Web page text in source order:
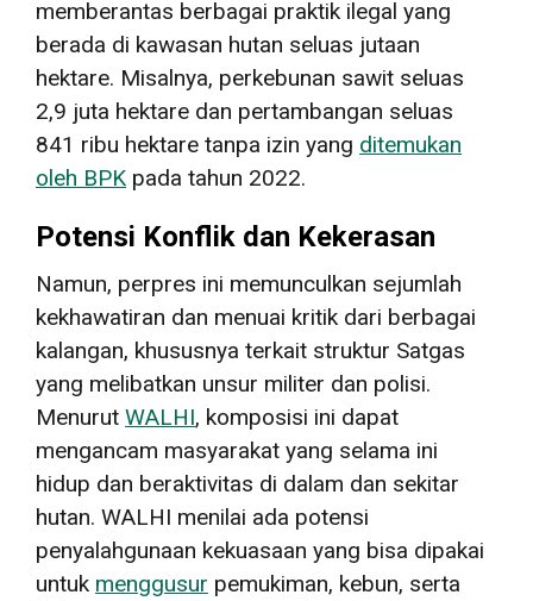
memberantas berbagai praktik ilegal yang
berada di kawasan hutan seluas jutaan
hektare. Misalnya, perkebunan sawit seluas
2,9 juta hektare dan pertambangan seluas
841 ribu hektare tanpa izin yang ditemukan
oleh BPK pada tahun 2022.
Potensi Konflik dan Kekerasan
Namun, perpres ini memunculkan sejumlah
kekhawatiran dan menuai kritik dari berbagai
kalangan, khususnya terkait struktur Satgas
yang melibatkan unsur militer dan polisi.
Menurut WALHI, komposisi ini dapat
mengancam masyarakat yang selama ini
hidup dan beraktivitas di dalam dan sekitar
hutan. WALHI menilai ada potensi
penyalahgunaan kekuasaan yang bisa dipakai
untuk menggusur pemukiman, kebun, serta